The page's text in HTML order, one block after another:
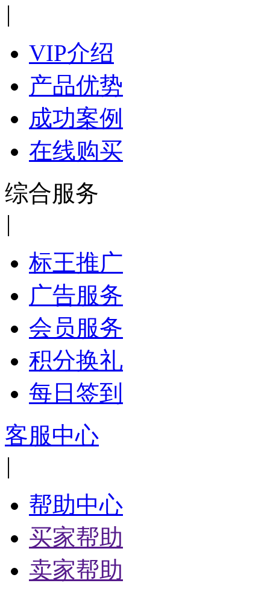
|
VIP介绍
产品优势
成功案例
在线购买
综合服务
|
标王推广
广告服务
会员服务
积分换礼
每日签到
客服中心
|
帮助中心
买家帮助
卖家帮助